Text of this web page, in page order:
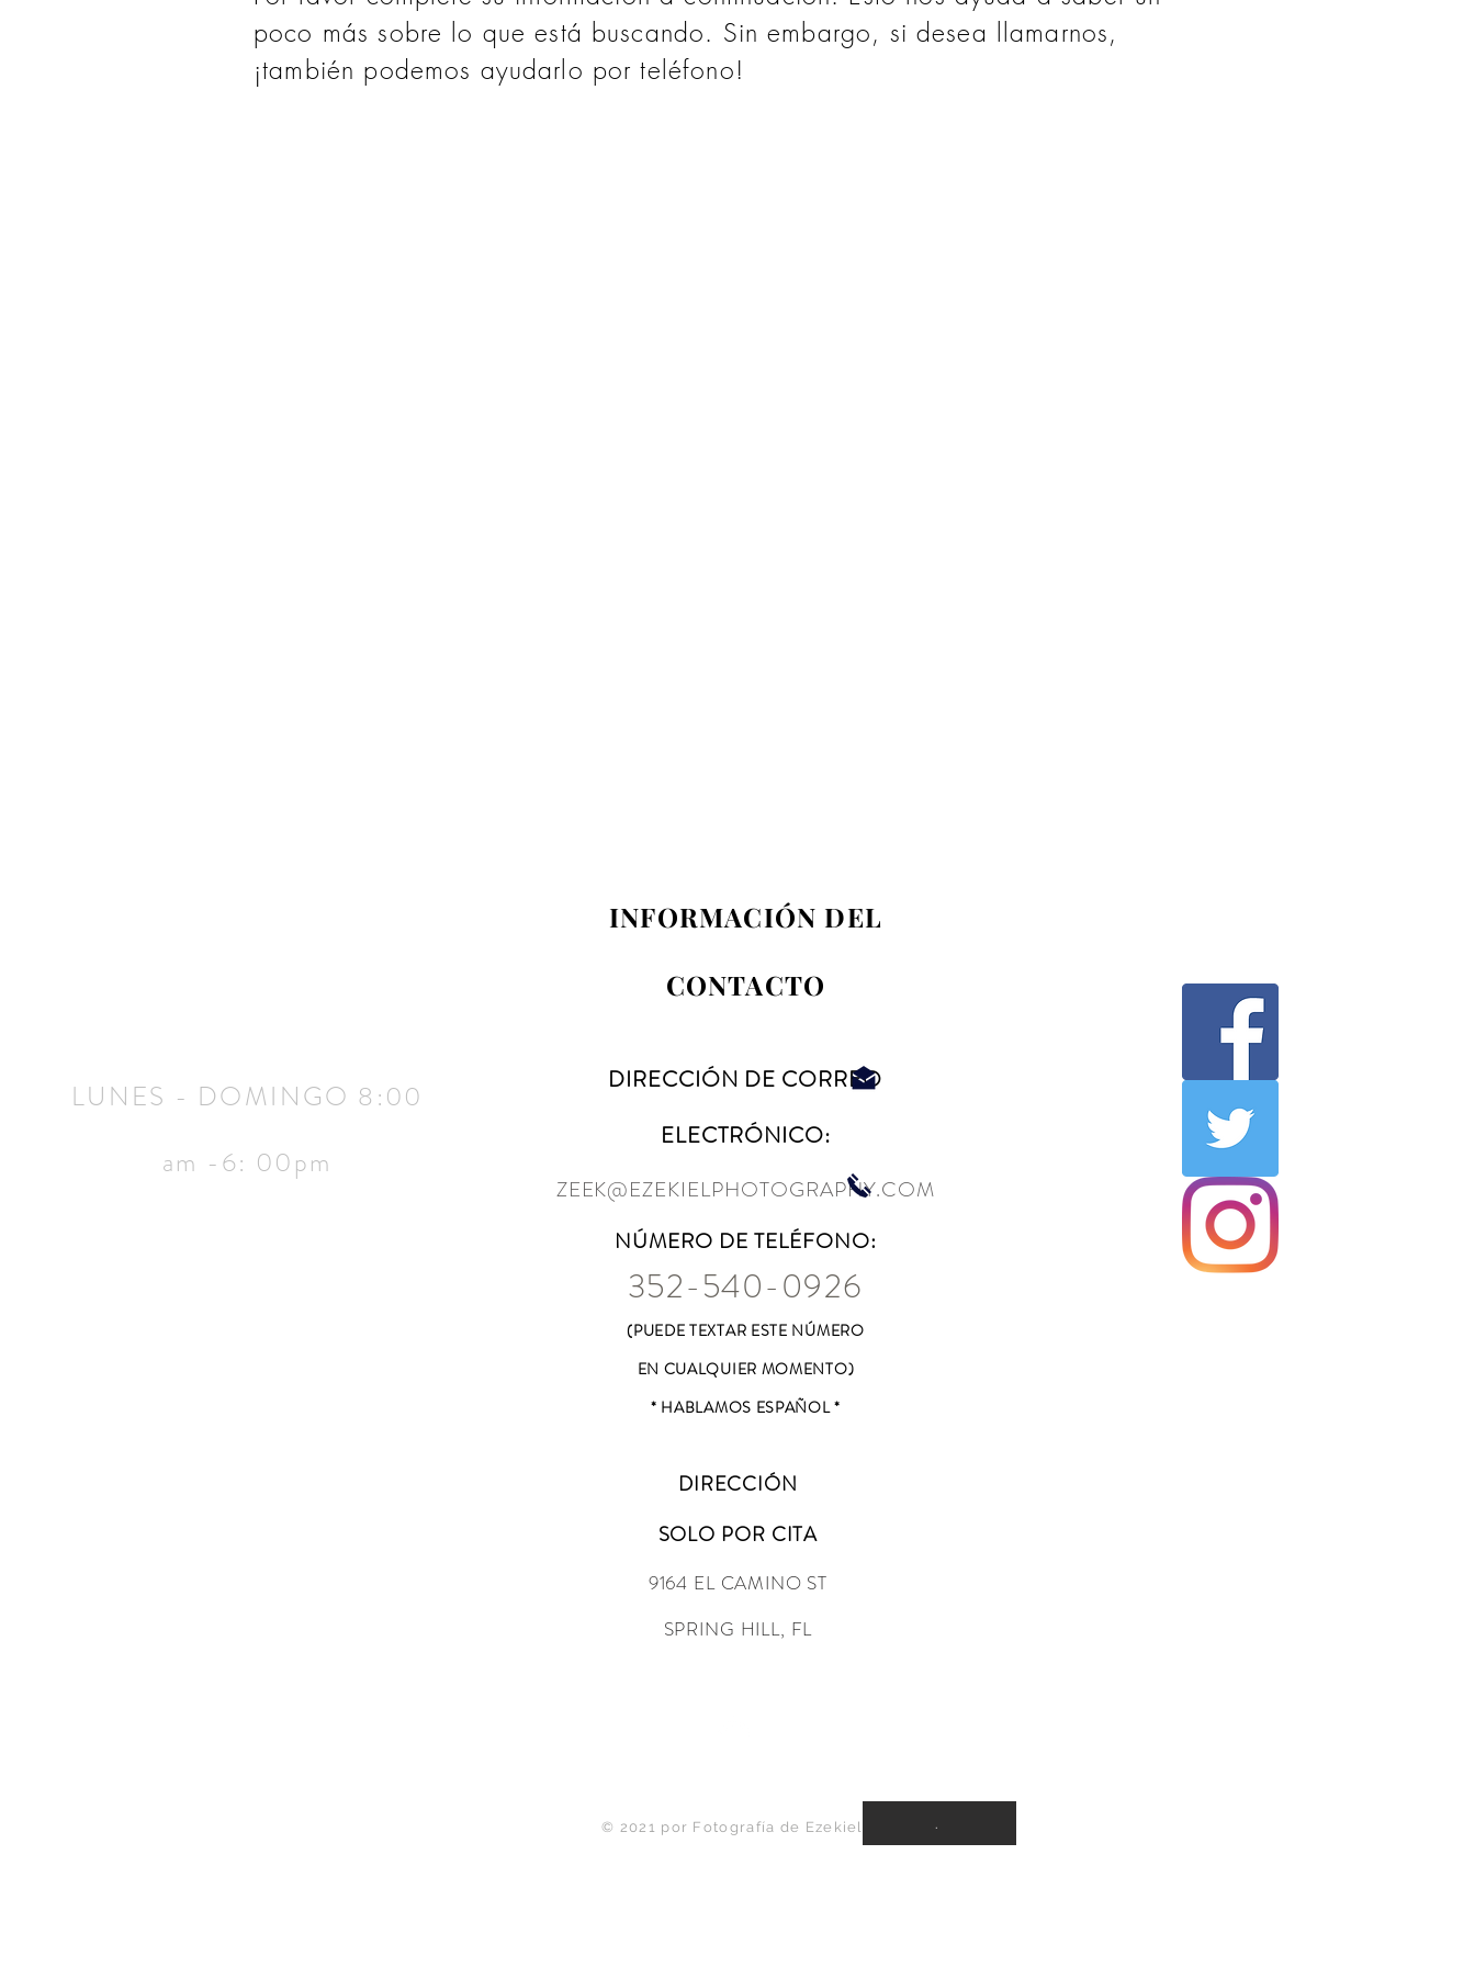
poco más sobre lo que está buscando. Sin embargo, si desea llamarnos,
¡también podemos ayudarlo por teléfono!
LUNES - DOMINGO 8:00
am -6: 00pm
INFORMACIÓN DEL
CONTACTO
DIRECCIÓN DE CORREO
ELECTRÓNICO:
ZEEK@EZEKIELPHOTOGRAPHY.COM
NÚMERO DE TELÉFONO:
352-540-0926
(PUEDE TEXTAR ESTE NÚMERO
EN CUALQUIER MOMENTO)
* HABLAMOS ESPAÑOL *
DIRECCIÓN
SOLO POR CITA
9164 EL CAMINO ST
SPRING HILL, FL
© 2021 por Fotografía de Ezekiel .